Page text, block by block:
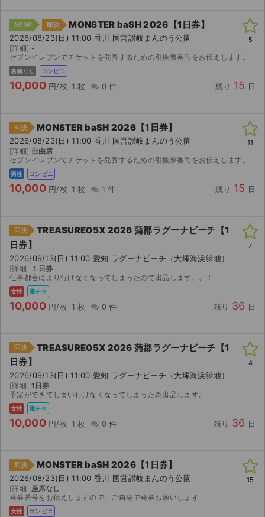
NEW! 即決 MONSTER baSH 2026【1日券】
2026/08/23(日) 11:00 香川 国営讃岐まんのう公園
[詳細] -
セブンイレブンでチケットを発券するための引換票番号をお伝えします。
名義なし コンビニ
10,000 円/枚 1 枚 0 件 残り 15 日
5
即決 MONSTER baSH 2026【1日券】
2026/08/23(日) 11:00 香川 国営讃岐まんのう公園
[詳細] 自由席
セブンイレブンでチケットを発券するための引換票番号をお伝えします。
男性 コンビニ
10,000 円/枚 1 枚 1 件 残り 15 日
11
即決
TREASURE05X 2026 蒲郡ラグーナビーチ【1
日券】
2026/09/13(日) 11:00 愛知 ラグーナビーチ（大塚海浜緑地）
[詳細] １日券
仕事都合により行けなくなってしまったので出品します、、！
女性 電チケ
10,000 円/枚 1 枚 0 件 残り 36 日
7
即決
TREASURE05X 2026 蒲郡ラグーナビーチ【1
日券】
2026/09/13(日) 11:00 愛知 ラグーナビーチ（大塚海浜緑地）
[詳細] 1日券
予定ができてしまい行けなくなってしまった為出品します。
女性 電チケ
10,000 円/枚 1 枚 0 件 残り 36 日
4
即決 MONSTER baSH 2026【1日券】
2026/08/23(日) 11:00 香川 国営讃岐まんのう公園
[詳細] 座席なし
発券番号をお伝えしますので、ご自身で発券お願いします
女性 コンビニ
15